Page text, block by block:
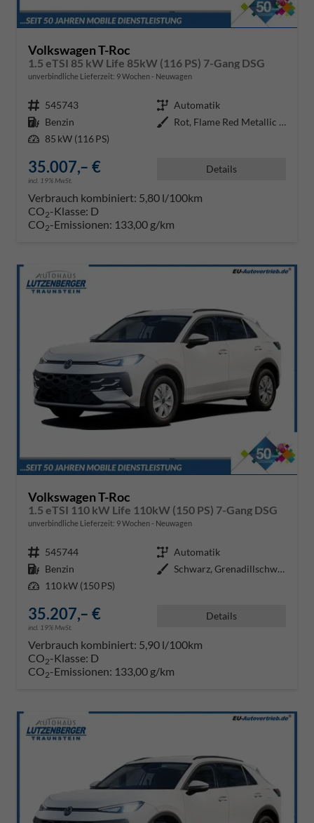
Volkswagen T-Roc
1.5 eTSI 85 kW Life 85kW (116 PS) 7-Gang DSG
unverbindliche Lieferzeit: 9 Wochen Neuwagen
Fahrzeugnr. 545743 Getriebe Automatik
Kraftstoff Benzin Außenfarbe
Rot, Flame Red Metallic (H5)
Leistung 85 kW (116 PS)
35.007,– €
incl. 19% MwSt.
Details
Verbrauch kombiniert: 5,80 l/100km
CO2-Klasse: D
CO2-Emissionen: 133,00 g/km
Volkswagen T-Roc
1.5 eTSI 110 kW Life 110kW (150 PS) 7-Gang DSG
unverbindliche Lieferzeit: 9 Wochen Neuwagen
Fahrzeugnr. 545744 Getriebe Automatik
Kraftstoff Benzin Außenfarbe
Schwarz, Grenadillschwarz Metall
Leistung 110 kW (150 PS)
35.207,– €
incl. 19% MwSt.
Details
Verbrauch kombiniert: 5,90 l/100km
CO2-Klasse: D
CO2-Emissionen: 133,00 g/km